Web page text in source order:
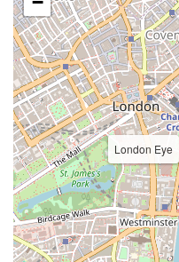
London Eye